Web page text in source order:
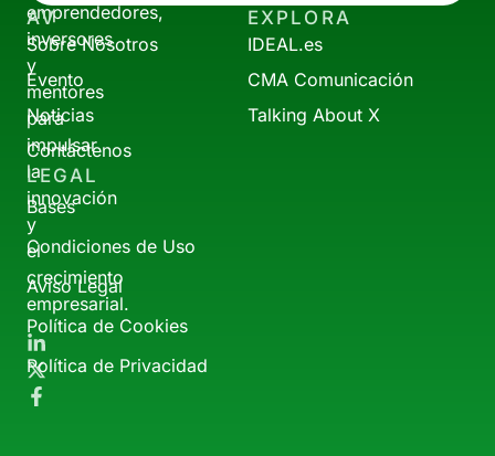
emprendedores,
inversores
y
mentores
para
impulsar
la
innovación
y
el
crecimiento
empresarial.
AV
Sobre Nosotros
Evento
Noticias
Contáctenos
EXPLORA
IDEAL.es
CMA Comunicación
Talking About X
LEGAL
Bases
Condiciones de Uso
Aviso Legal
Política de Cookies
Política de Privacidad